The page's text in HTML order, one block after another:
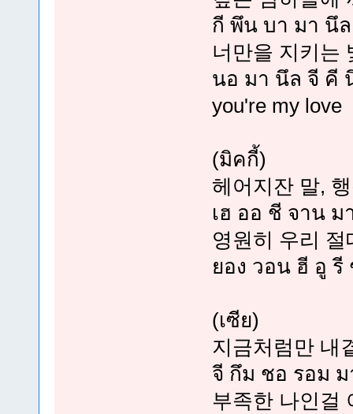
กี พึน บา มา นึ
너만을 지키는
นอ มา นึล จี คี
you're my love
(มิคกี้)
헤어지잔 말,
เฮ ออ ชี จาน ม
영원히 우리
ยอง วอน ฮี อู รี
(เซีย)
지금처럼만 내
จี กึม ชอ รอม
부족한 나인걸